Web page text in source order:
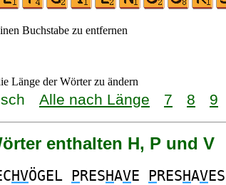
Buchstabe zu entfernen
Länge der Wörter zu ändern
Alle nach Länge 7 8 9
enthalten H, P und V
HVÖGEL PRESHAVE PRESHAVES